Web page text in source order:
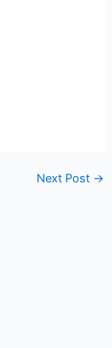
Next Post →